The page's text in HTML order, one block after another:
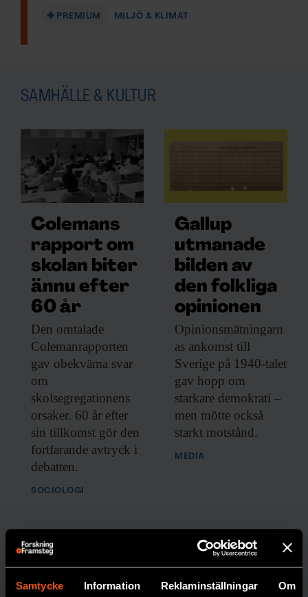
Samtycke Information Reklaminställningar Om
F&F:s nyhetsbrev!
Beställ nyhetsbrev
KUNSKAP BASERAD PÅ VETENSKAP
Prenumerera på
Forskning & Framsteg!
Inlogg till
Nyhetsbrev • Rabatt på våra
PREMIUM MILJÖ & KLIMAT
SAMHÄLLE & KULTUR
Colemans
rapport om
skolan biter
ännu efter
60 år
Den omtalade
Colemanrapporten
gav obekväma svar
om
skolsegregationens
orsaker. 60 år efter
sin tillkomst gör den
fortfarande avtryck i
debatten.
SOCIOLOGI
Gallup
utmanade
bilden av
den folkliga
opinionen
Opinionsmätningarn
as ankomst till
Sverige på 1940-talet
gav hopp om
starkare demokrati –
men mötte också
starkt motstånd.
MEDIA